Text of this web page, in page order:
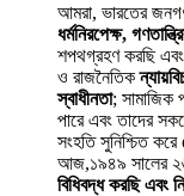
আমরা, ভারতের
ধর্মনিরপেক্ষ,
শপথগ্রহণ করছি এবং
ও রাজনৈতিক
স্বাধীনতা; সামাজিক
পারে এবং তাদের
সংহতি সুনিশ্চিত করে
আজ,১৯৪৯ সালের
বিধিবদ্ধ করছি এবং